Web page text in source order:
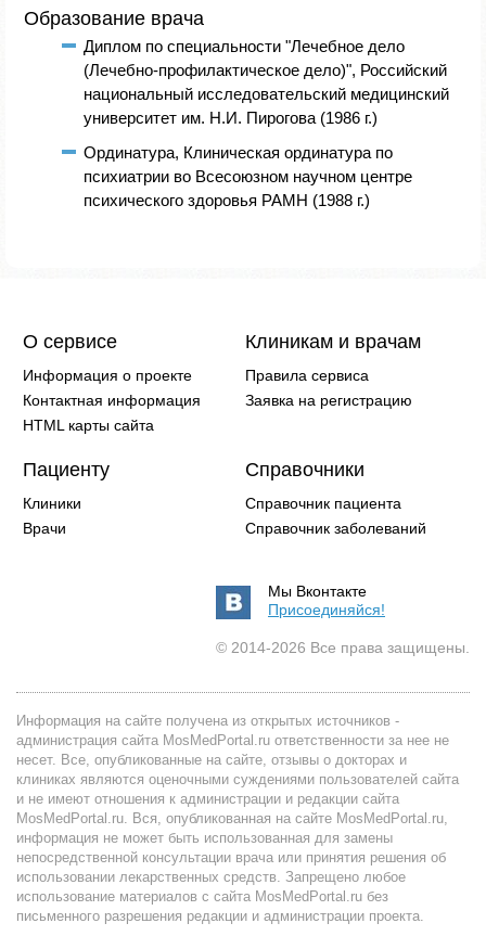
Образование врача
Диплом по специальности "Лечебное дело
(Лечебно-профилактическое дело)", Российский
национальный исследовательский медицинский
университет им. Н.И. Пирогова (1986 г.)
Ординатура, Клиническая ординатура по
психиатрии во Всесоюзном научном центре
психического здоровья РАМН (1988 г.)
О сервисе
Информация о проекте
Контактная информация
HTML карты сайта
Клиникам и врачам
Правила сервиса
Заявка на регистрацию
Пациенту
Клиники
Врачи
Справочники
Справочник пациента
Справочник заболеваний
Мы Вконтакте
Присоединяйся!
© 2014-2026 Все права защищены.
Информация на сайте получена из открытых источников -
администрация сайта MosMedPortal.ru ответственности за нее не
несет. Все, опубликованные на сайте, отзывы о докторах и
клиниках являются оценочными суждениями пользователей сайта
и не имеют отношения к администрации и редакции сайта
MosMedPortal.ru. Вся, опубликованная на сайте MosMedPortal.ru,
информация не может быть использованная для замены
непосредственной консультации врача или принятия решения об
использовании лекарственных средств. Запрещено любое
использование материалов с сайта MosMedPortal.ru без
письменного разрешения редакции и администрации проекта.